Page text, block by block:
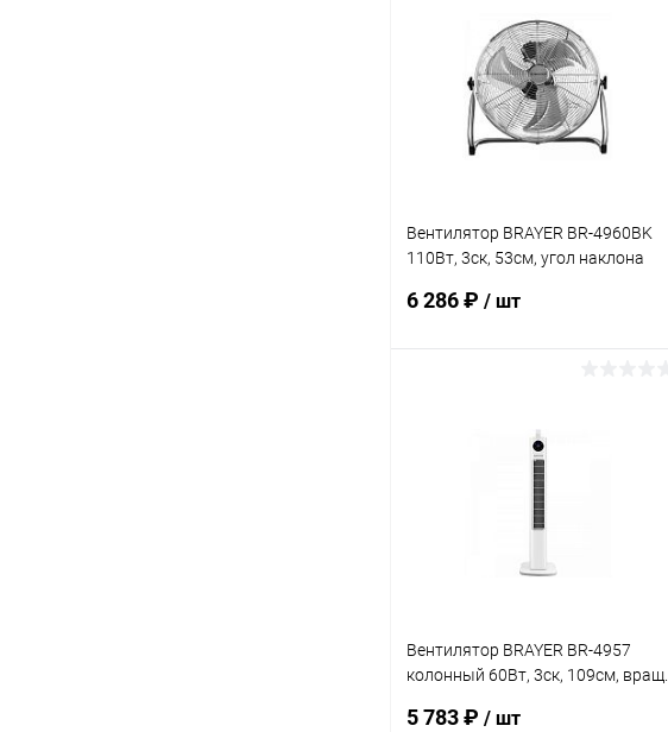
Купить в 1 клик Сравнение
В избранное В наличии
Вентилятор BRAYER BR-4960BK
110Вт, 3ск, 53см, угол наклона
6 286 ₽ / шт
Купить в 1 клик
Вентилятор BRAYER BR-4957
колонный 60Вт, 3ск, 109см, вращ.
5 783 ₽ / шт